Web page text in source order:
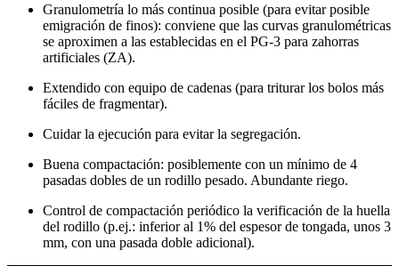
Granulometría lo más continua posible (para evitar posible
emigración de finos): conviene que las curvas granulométricas
se aproximen a las establecidas en el PG-3 para zahorras
artificiales (ZA).
Extendido con equipo de cadenas (para triturar los bolos más
fáciles de fragmentar).
Cuidar la ejecución para evitar la segregación.
Buena compactación: posiblemente con un mínimo de 4
pasadas dobles de un rodillo pesado. Abundante riego.
Control de compactación periódico la verificación de la huella
del rodillo (p.ej.: inferior al 1% del espesor de tongada, unos 3
mm, con una pasada doble adicional).